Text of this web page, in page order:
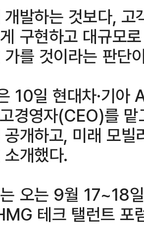
발하는 것보다,
구현하고 대규모
를 것이라는 판단
10일 현대차·기아
경영자(CEO)를 맡
개하고, 미래 모빌
개했다.
오는 9월 17~18
테크 탤런트